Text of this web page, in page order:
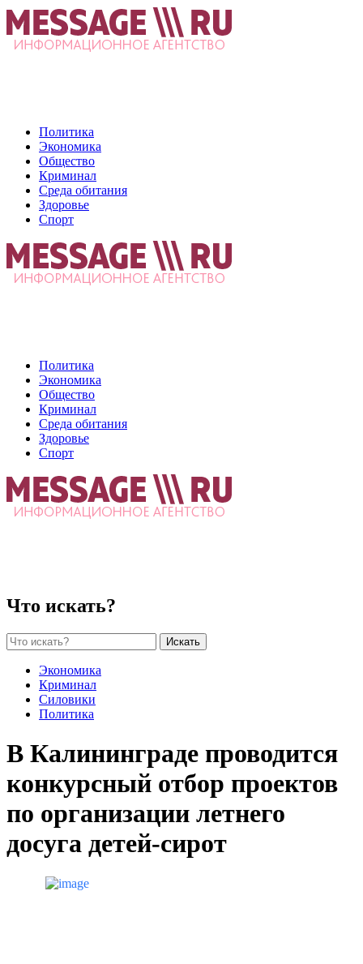
Политика
Экономика
Общество
Криминал
Среда обитания
Здоровье
Спорт
Политика
Экономика
Общество
Криминал
Среда обитания
Здоровье
Спорт
Что искать?
Искать
Экономика
Криминал
Силовики
Политика
В Калининграде проводится
конкурсный отбор проектов
по организации летнего
досуга детей-сирот